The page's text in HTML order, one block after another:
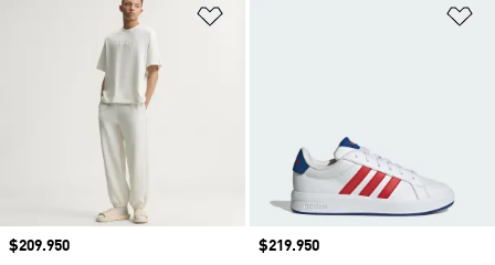
Precio
$209.950
Precio
$219.950